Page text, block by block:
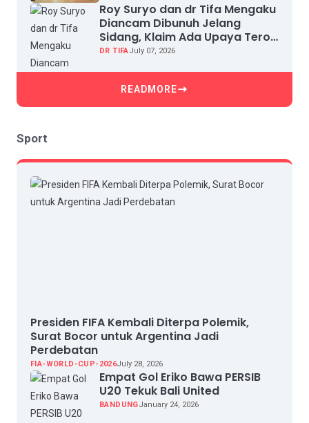
Roy Suryo dan dr Tifa Mengaku
Diancam Dibunuh Jelang
Sidang, Klaim Ada Upaya Teror
dan Intimidasi
DR TIFAJuly 07, 2026
READMORE
Sport
Presiden FIFA Kembali Diterpa Polemik,
Surat Bocor untuk Argentina Jadi
Perdebatan
FIA-WORLD-CUP-2026July 28, 2026
Empat Gol Eriko Bawa PERSIB
U20 Tekuk Bali United
BANDUNGJanuary 24, 2026